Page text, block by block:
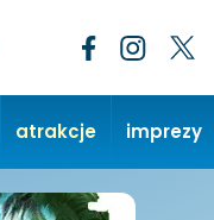
atrakcje imprezy